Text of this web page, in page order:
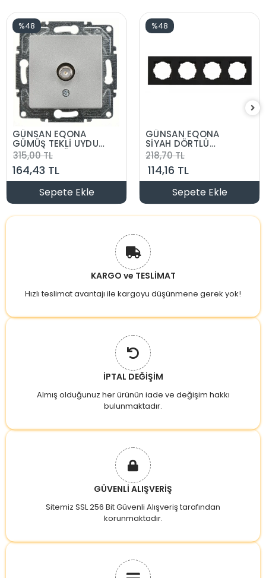
%48
GÜNSAN EQONA
GÜMÜŞ TEKLİ UYDU
F KONNEKTÖR
MEKANİZMA
315,00 TL
164,43 TL
Sepete Ekle
%48
GÜNSAN EQONA
SİYAH DÖRTLÜ
ÇERÇEVE
218,70 TL
114,16 TL
Sepete Ekle
KARGO ve TESLİMAT
Hızlı teslimat avantajı ile kargoyu düşünmene gerek yok!
İPTAL DEĞİŞİM
Almış olduğunuz her ürünün iade ve değişim hakkı
bulunmaktadır.
GÜVENLİ ALIŞVERİŞ
Sitemiz SSL 256 Bit Güvenli Alışveriş tarafından
korunmaktadır.